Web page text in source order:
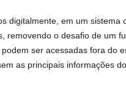
digitalmente, em um
o desafio de um
ser acessadas fora do
as principais informações